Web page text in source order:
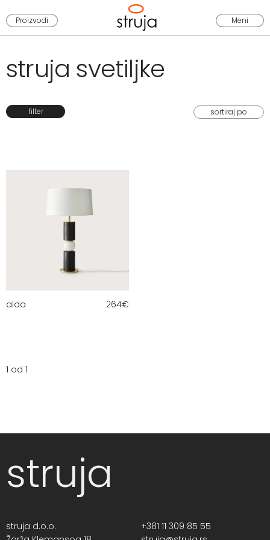
Proizvodi Meni
struja svetiljke
filter
alda 264€
1 od 1
struja
struja d.o.o.
+381 11 309 85 55